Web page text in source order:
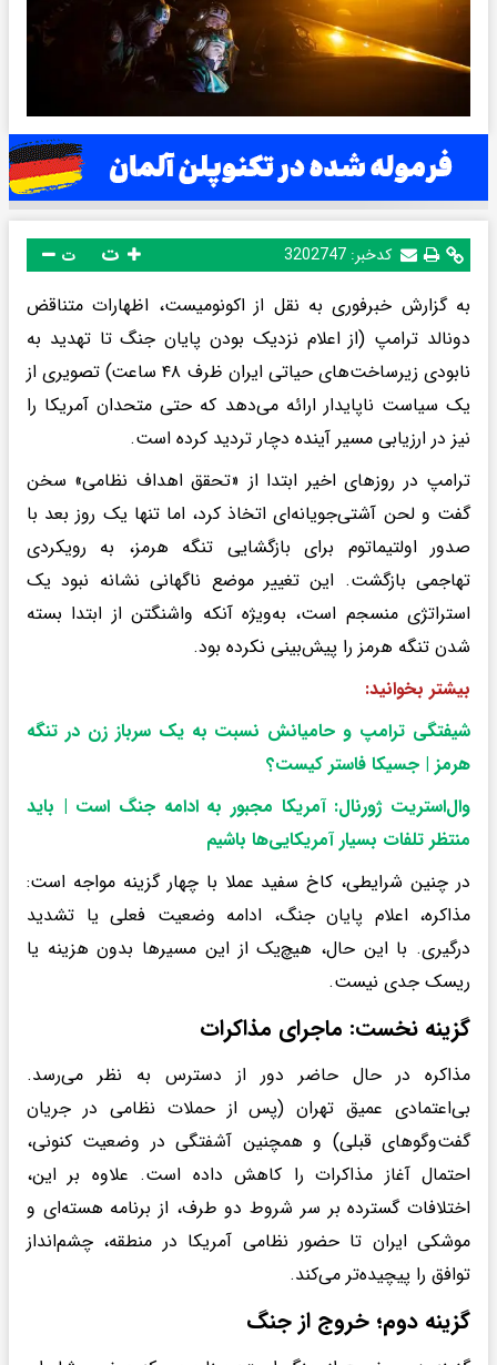
کدخبر: 3202747 ت
به گزارش خبرفوری به نقل از اکونومیست، اظهارات متناقض
دونالد ترامپ (از اعلام نزدیک بودن پایان جنگ تا تهدید به
نابودی زیرساخت‌های حیاتی ایران ظرف ۴۸ ساعت) تصویری از
یک سیاست ناپایدار ارائه می‌دهد که حتی متحدان آمریکا را
نیز در ارزیابی مسیر آینده دچار تردید کرده است.
ترامپ در روزهای اخیر ابتدا از «تحقق اهداف نظامی» سخن
گفت و لحن آشتی‌جویانه‌ای اتخاذ کرد، اما تنها یک روز بعد با
صدور اولتیماتوم برای بازگشایی تنگه هرمز، به رویکردی
تهاجمی بازگشت. این تغییر موضع ناگهانی نشانه نبود یک
استراتژی منسجم است، به‌ویژه آنکه واشنگتن از ابتدا بسته
شدن تنگه هرمز را پیش‌بینی نکرده بود.
بیشتر بخوانید:
شیفتگی ترامپ و حامیانش نسبت به یک سرباز زن در تنگه
هرمز | جسیکا فاستر کیست؟
وال‌استریت ژورنال: آمریکا مجبور به ادامه جنگ است | باید
منتظر تلفات بسیار آمریکایی‌ها باشیم
در چنین شرایطی، کاخ سفید عملا با چهار گزینه مواجه است:
مذاکره، اعلام پایان جنگ، ادامه وضعیت فعلی یا تشدید
درگیری. با این حال، هیچ‌یک از این مسیرها بدون هزینه یا
ریسک جدی نیست.
گزینه نخست: ماجرای مذاکرات
مذاکره در حال حاضر دور از دسترس به نظر می‌رسد.
بی‌اعتمادی عمیق تهران (پس از حملات نظامی در جریان
گفت‌وگوهای قبلی) و همچنین آشفتگی در وضعیت کنونی،
احتمال آغاز مذاکرات را کاهش داده است. علاوه بر این،
اختلافات گسترده بر سر شروط دو طرف، از برنامه هسته‌ای و
موشکی ایران تا حضور نظامی آمریکا در منطقه، چشم‌انداز
توافق را پیچیده‌تر می‌کند.
گزینه دوم؛ خروج از جنگ